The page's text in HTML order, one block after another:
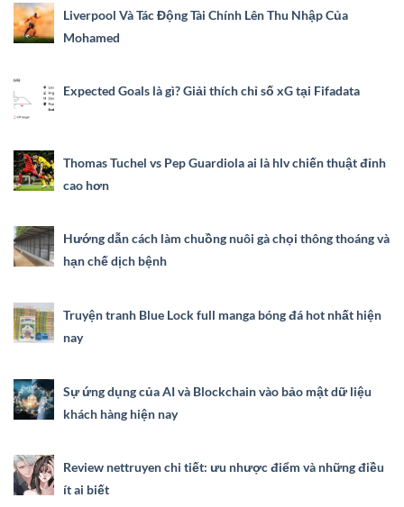
Liverpool Và Tác Động Tài Chính Lên Thu Nhập Của
Mohamed
Expected Goals là gì? Giải thích chỉ số xG tại Fifadata
Thomas Tuchel vs Pep Guardiola ai là hlv chiến thuật đỉnh
cao hơn
Hướng dẫn cách làm chuồng nuôi gà chọi thông thoáng và
hạn chế dịch bệnh
Truyện tranh Blue Lock full manga bóng đá hot nhất hiện
nay
Sự ứng dụng của AI và Blockchain vào bảo mật dữ liệu
khách hàng hiện nay
Review nettruyen chi tiết: ưu nhược điểm và những điều
ít ai biết